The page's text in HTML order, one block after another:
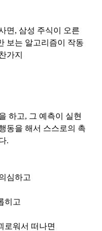
면, 삼성 주식이 오른
보는 알고리즘이 작동
가지
하고, 그 예측이 실현
동을 해서 스스로의 촉
.
심하고
히고
로워서 떠나면